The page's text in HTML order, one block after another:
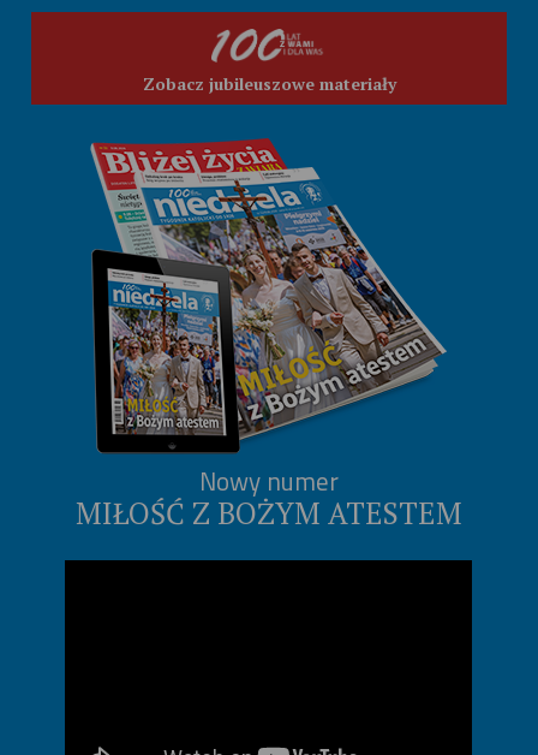
Zobacz jubileuszowe materiały
Nowy numer
MIŁOŚĆ Z BOŻYM ATESTEM